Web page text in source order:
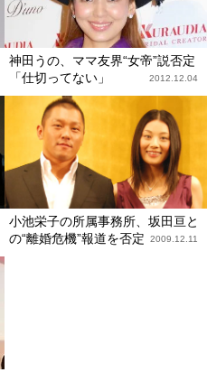
神田うの、ママ友界“女帝”説否定
「仕切ってない」
2012.12.04
小池栄子の所属事務所、坂田亘と
の“離婚危機”報道を否定
2009.12.11